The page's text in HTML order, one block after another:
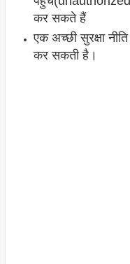
कर सकते हैं
एक अच्छी सुरक्षा
कर सकती है।